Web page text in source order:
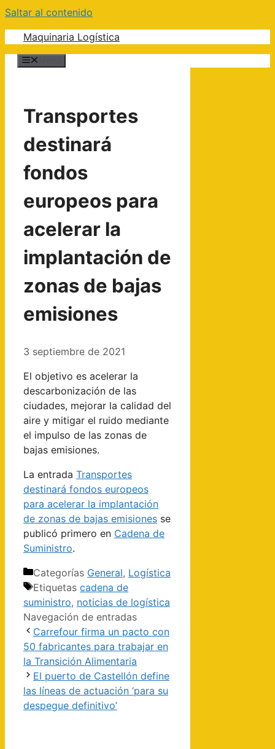
Saltar al contenido
Maquinaria Logística
Transportes
destinará
fondos
europeos para
acelerar la
implantación de
zonas de bajas
emisiones
3 septiembre de 2021
El objetivo es acelerar la
descarbonización de las
ciudades, mejorar la calidad del
aire y mitigar el ruido mediante
el impulso de las zonas de
bajas emisiones.
La entrada Transportes
destinará fondos europeos
para acelerar la implantación
de zonas de bajas emisiones se
publicó primero en Cadena de
Suministro.
Categorías General, Logística
Etiquetas cadena de
suministro, noticias de logística
Navegación de entradas
Carrefour firma un pacto con
50 fabricantes para trabajar en
la Transición Alimentaria
El puerto de Castellón define
las líneas de actuación ‘para su
despegue definitivo’